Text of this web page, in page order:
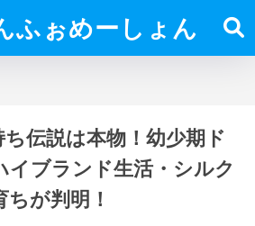
ふぉめーしょん
伝説は本物！幼少期ド
イブランド生活・シルク
が判明！